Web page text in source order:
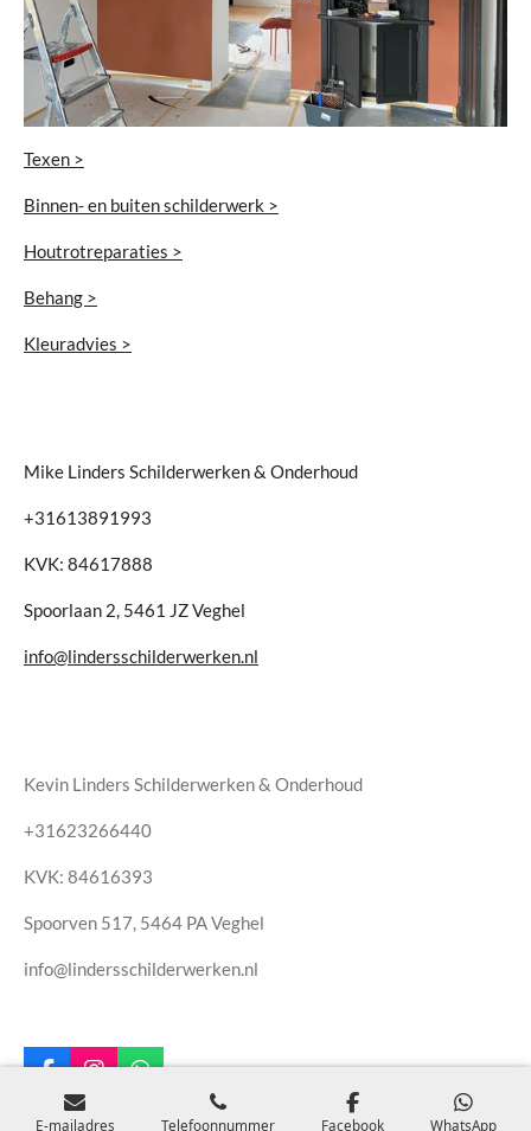
Texen >
Binnen- en buiten schilderwerk >
Houtrotreparaties >
Behang >
Kleuradvies >
Mike Linders Schilderwerken & Onderhoud
+31613891993
KVK: 84617888
Spoorlaan 2, 5461 JZ Veghel
info@lindersschilderwerken.nl
Kevin Linders Schilderwerken & Onderhoud
+31623266440
KVK: 84616393
Spoorven 517, 5464 PA Veghel
info@lindersschilderwerken.nl
c
s
E-mailadres Telefoonnummer Facebook WhatsApp